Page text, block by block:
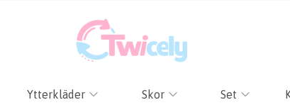
Ytterkläder Skor Set